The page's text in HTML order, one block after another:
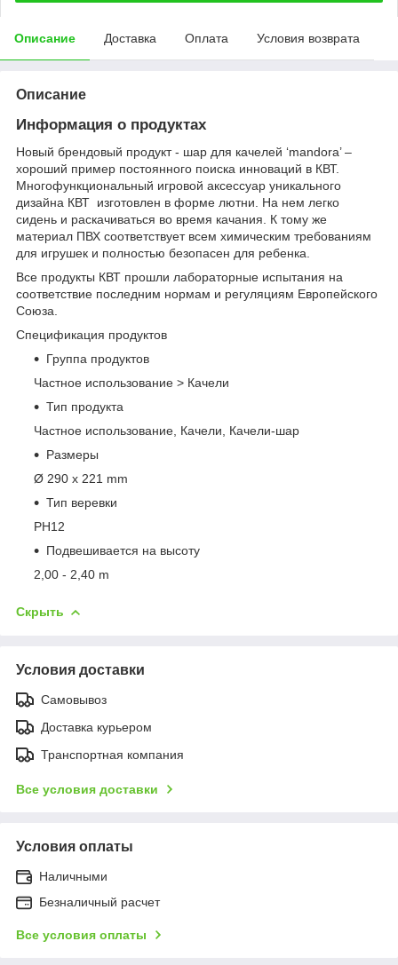
Описание Доставка Оплата Условия возврата
Описание
Информация о продуктах
Новый брендовый продукт - шар для качелей ‘mandora’ –
хороший пример постоянного поиска инноваций в КВТ.
Многофункциональный игровой аксессуар уникального
дизайна КВТ изготовлен в форме лютни. На нем легко
сидень и раскачиваться во время качания. К тому же
материал ПВХ соответствует всем химическим требованиям
для игрушек и полностью безопасен для ребенка.
Все продукты КВТ прошли лабораторные испытания на
соответствие последним нормам и регуляциям Европейского
Союза.
Спецификация продуктов
Группа продуктов
Частное использование > Качели
Тип продукта
Частное использование, Качели, Качели-шар
Размеры
Ø 290 x 221 mm
Тип веревки
PH12
Подвешивается на высоту
2,00 - 2,40 m
Скрыть
Условия доставки
Самовывоз
Доставка курьером
Транспортная компания
Все условия доставки
Условия оплаты
Наличными
Безналичный расчет
Все условия оплаты